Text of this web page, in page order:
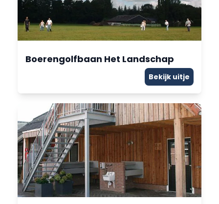
Boerengolfbaan Het Landschap
Bekijk uitje